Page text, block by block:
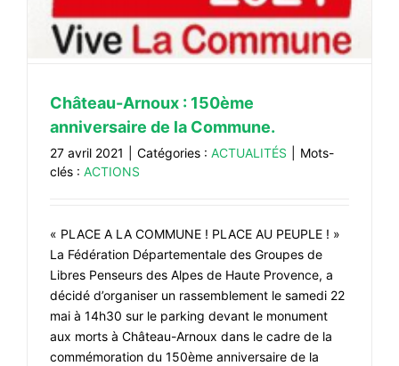
Château-Arnoux : 150ème
anniversaire de la Commune.
27 avril 2021 Catégories : ACTUALITÉS
Mots-
clés : ACTIONS
« PLACE A LA COMMUNE ! PLACE AU PEUPLE ! »
La Fédération Départementale des Groupes de
Libres Penseurs des Alpes de Haute Provence, a
décidé d’organiser un rassemblement le samedi 22
mai à 14h30 sur le parking devant le monument
aux morts à Château-Arnoux dans le cadre de la
commémoration du 150ème anniversaire de la